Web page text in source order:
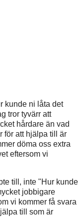
kunde ni låta det
tror tyvärr att
hårdare än vad
för att hjälpa till är
döma oss extra
eftersom vi
till, inte "Hur kunde
jobbigare
vi kommer få svara
till som är